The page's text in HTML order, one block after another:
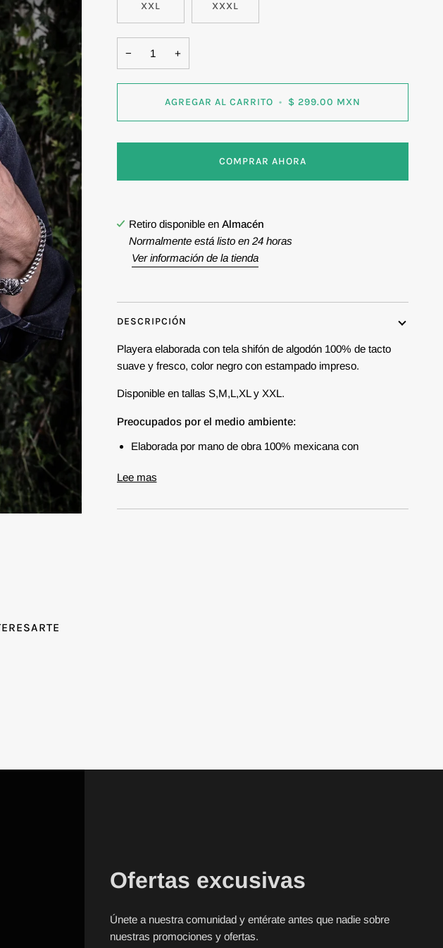
XXL XXXL
− +
AGREGAR AL CARRITO • $ 299.00 MXN
COMPRAR AHORA
Retiro disponible en Almacén
Normalmente está listo en 24 horas
Ver información de la tienda
DESCRIPCIÓN
Playera elaborada con tela shifón de algodón 100% de tacto
suave y fresco, color negro con estampado impreso.
Disponible en tallas S,M,L,XL y XXL.
Preocupados por el medio ambiente:
Elaborada por mano de obra 100% mexicana con
Lee mas
Ofertas excusivas
Únete a nuestra comunidad y entérate antes que nadie sobre
nuestras promociones y ofertas.